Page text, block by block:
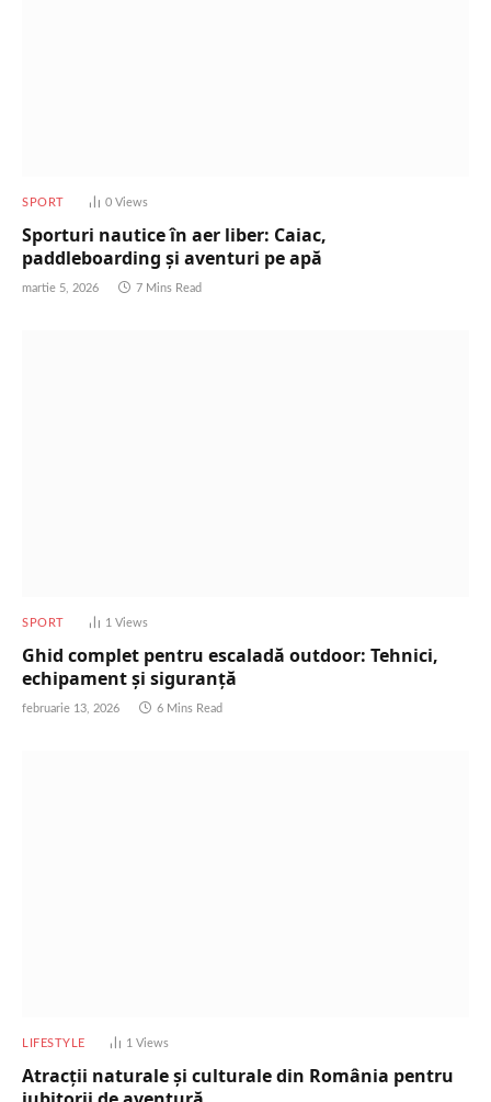
SPORT 0 Views
Sporturi nautice în aer liber: Caiac,
paddleboarding și aventuri pe apă
martie 5, 2026 7 Mins Read
SPORT 1 Views
Ghid complet pentru escaladă outdoor: Tehnici,
echipament și siguranță
februarie 13, 2026 6 Mins Read
LIFESTYLE 1 Views
Atracții naturale și culturale din România pentru